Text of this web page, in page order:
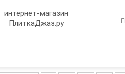
интернет-магазин
ПлиткаДжаз.ру